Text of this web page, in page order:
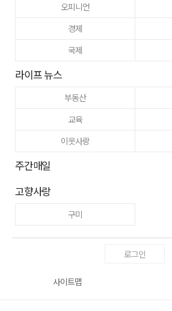
오피니언
경제
국제
라이프 뉴스
부동산
교육
이웃사랑
주간매일
고향사랑
구미
로그인
사이트맵